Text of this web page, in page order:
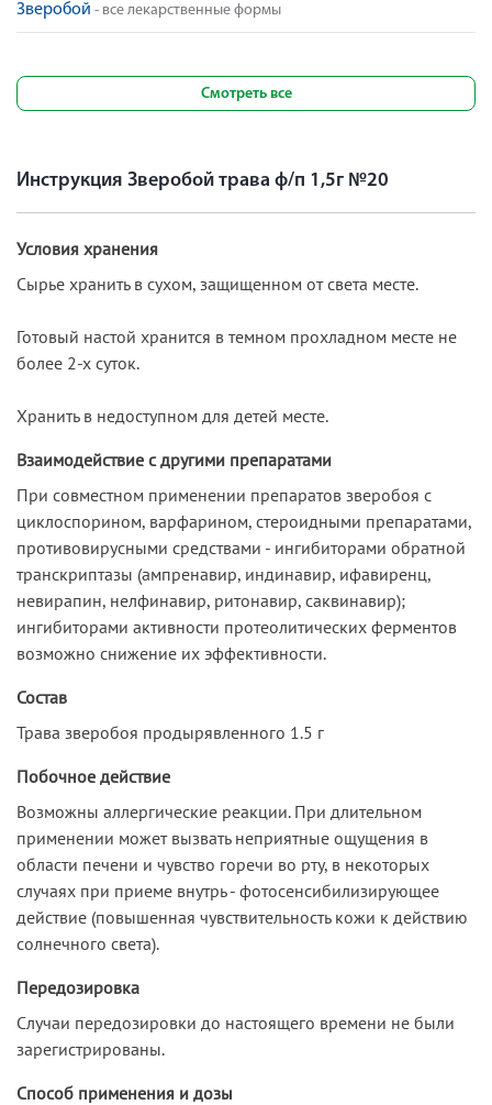
Зверобой - все лекарственные формы
Смотреть все
Инструкция Зверобой трава ф/п 1,5г №20
Условия хранения
Сырье хранить в сухом, защищенном от света месте.
Готовый настой хранится в темном прохладном месте не
более 2-х суток.
Хранить в недоступном для детей месте.
Взаимодействие с другими препаратами
При совместном применении препаратов зверобоя с
циклоспорином, варфарином, стероидными препаратами,
противовирусными средствами - ингибиторами обратной
транскриптазы (ампренавир, индинавир, ифавиренц,
невирапин, нелфинавир, ритонавир, саквинавир);
ингибиторами активности протеолитических ферментов
возможно снижение их эффективности.
Состав
Трава зверобоя продырявленного 1.5 г
Побочное действие
Возможны аллергические реакции. При длительном
применении может вызвать неприятные ощущения в
области печени и чувство горечи во рту, в некоторых
случаях при приеме внутрь - фотосенсибилизирующее
действие (повышенная чувствительность кожи к действию
солнечного света).
Передозировка
Случаи передозировки до настоящего времени не были
зарегистрированы.
Способ применения и дозы